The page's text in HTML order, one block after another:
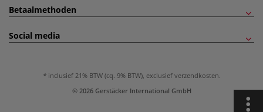
Betaalmethoden
Social media
inclusief 21% BTW (cq. 9% BTW), exclusief verzendkosten.
© 2026 Gerstäcker International GmbH